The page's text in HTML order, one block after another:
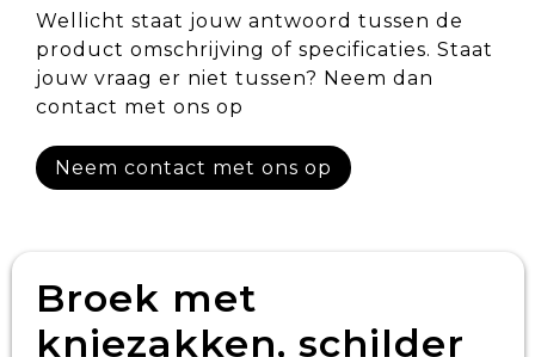
Wellicht staat jouw antwoord tussen de
product omschrijving of specificaties. Staat
jouw vraag er niet tussen? Neem dan
contact met ons op
Neem contact met ons op
Broek met
kniezakken, schilder